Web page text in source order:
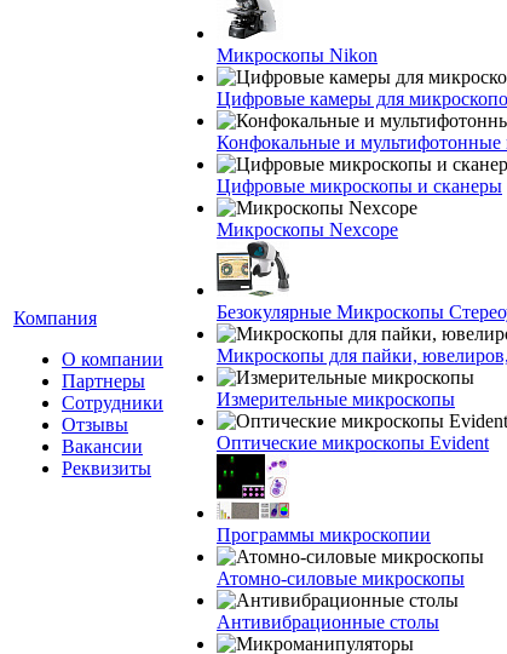
Компания
О компании
Партнеры
Сотрудники
Отзывы
Вакансии
Реквизиты
Микроскопы Nikon
Цифровые камеры для
Конфокальные и
Цифровые микроскопы и сканеры
Микроскопы Nexcope
Безокулярные Микроскопы
Микроскопы для пайки,
Измерительные микроскопы
Оптические микроскопы Evident
Программы микроскопии
Атомно-силовые микроскопы
Антивибрационные столы